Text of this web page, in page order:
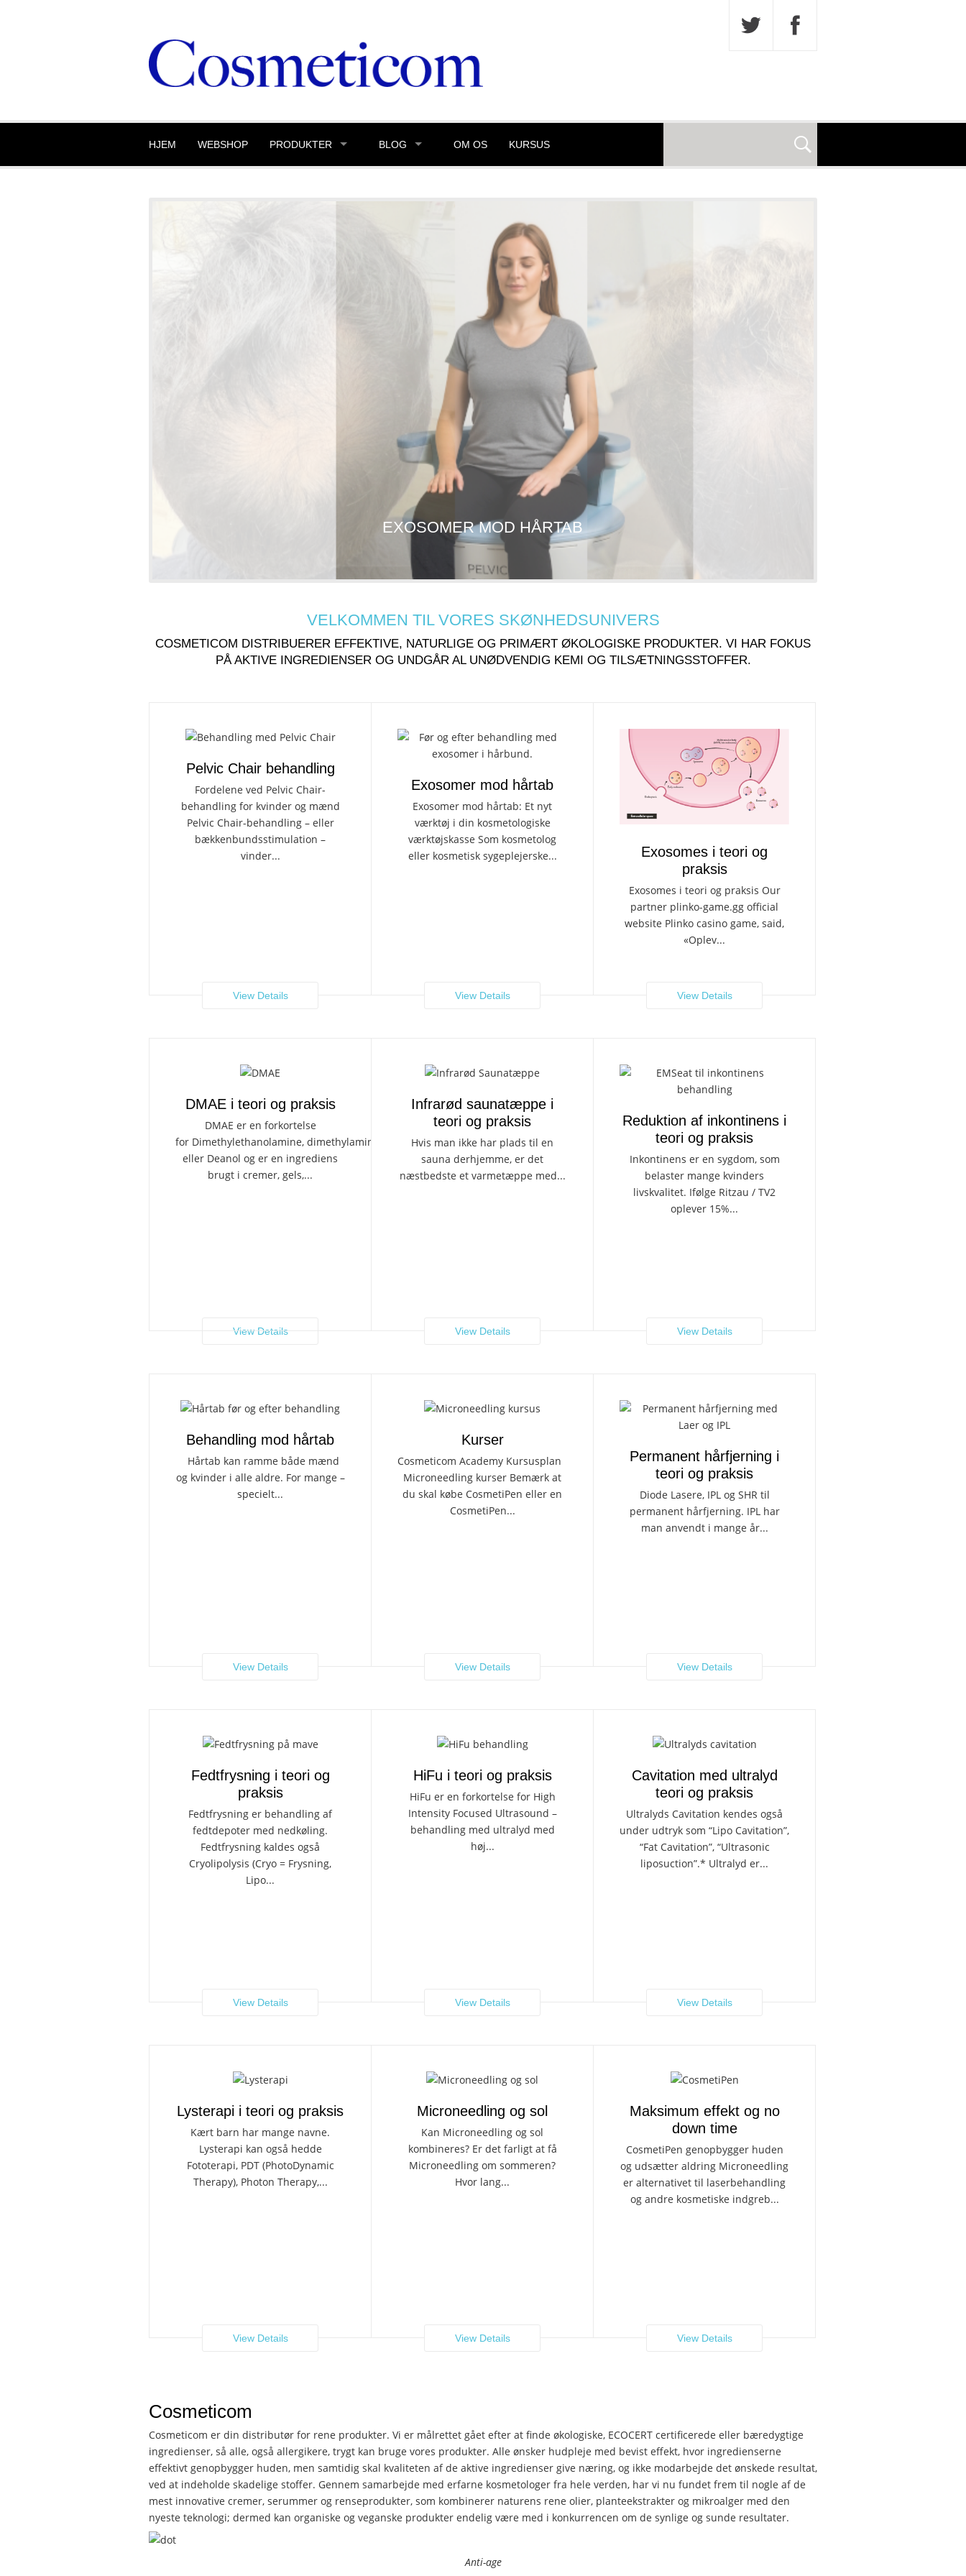
HJEM WEBSHOP PRODUKTER BLOG OM OS KURSUS
EXOSOMER MOD HÅRTAB
VELKOMMEN TIL VORES SKØNHEDSUNIVERS
COSMETICOM DISTRIBUERER EFFEKTIVE, NATURLIGE OG PRIMÆRT ØKOLOGISKE PRODUKTER. VI HAR FOKUS
PÅ AKTIVE INGREDIENSER OG UNDGÅR AL UNØDVENDIG KEMI OG TILSÆTNINGSSTOFFER.
Pelvic Chair behandling
Fordelene ved Pelvic Chair-
behandling for kvinder og mænd
Pelvic Chair-behandling – eller
bækkenbundsstimulation –
vinder...
View Details
Exosomer mod hårtab
Exosomer mod hårtab: Et nyt
værktøj i din kosmetologiske
værktøjskasse Som kosmetolog
eller kosmetisk sygeplejerske...
View Details
Exosomes i teori og
praksis
Exosomes i teori og praksis Our
partner plinko-game.gg official
website Plinko casino game, said,
«Oplev...
View Details
DMAE i teori og praksis
DMAE er en forkortelse
for Dimethylethanolamine, dimethylaminoethano
eller Deanol og er en ingrediens
brugt i cremer, gels,...
View Details
Infrarød saunatæppe i
teori og praksis
Hvis man ikke har plads til en
sauna derhjemme, er det
næstbedste et varmetæppe med...
View Details
Reduktion af inkontinens i
teori og praksis
Inkontinens er en sygdom, som
belaster mange kvinders
livskvalitet. Ifølge Ritzau / TV2
oplever 15%...
View Details
Behandling mod hårtab
Hårtab kan ramme både mænd
og kvinder i alle aldre. For mange –
specielt...
View Details
Kurser
Cosmeticom Academy Kursusplan
Microneedling kurser Bemærk at
du skal købe CosmetiPen eller en
CosmetiPen...
View Details
Permanent hårfjerning i
teori og praksis
Diode Lasere, IPL og SHR til
permanent hårfjerning. IPL har
man anvendt i mange år...
View Details
Fedtfrysning i teori og
praksis
Fedtfrysning er behandling af
fedtdepoter med nedkøling.
Fedtfrysning kaldes også
Cryolipolysis (Cryo = Frysning,
Lipo...
View Details
HiFu i teori og praksis
HiFu er en forkortelse for High
Intensity Focused Ultrasound –
behandling med ultralyd med
høj...
View Details
Cavitation med ultralyd
teori og praksis
Ultralyds Cavitation kendes også
under udtryk som “Lipo Cavitation”,
“Fat Cavitation”, “Ultrasonic
liposuction”.* Ultralyd er...
View Details
Lysterapi i teori og praksis
Kært barn har mange navne.
Lysterapi kan også hedde
Fototerapi, PDT (PhotoDynamic
Therapy), Photon Therapy,...
View Details
Microneedling og sol
Kan Microneedling og sol
kombineres? Er det farligt at få
Microneedling om sommeren?
Hvor lang...
View Details
Maksimum effekt og no
down time
CosmetiPen genopbygger huden
og udsætter aldring Microneedling
er alternativet til laserbehandling
og andre kosmetiske indgreb...
View Details
Cosmeticom
Cosmeticom er din distributør for rene produkter. Vi er målrettet gået efter at finde økologiske, ECOCERT certificerede eller bæredygtige
ingredienser, så alle, også allergikere, trygt kan bruge vores produkter. Alle ønsker hudpleje med bevist effekt, hvor ingredienserne
effektivt genopbygger huden, men samtidig skal kvaliteten af de aktive ingredienser give næring, og ikke modarbejde det ønskede resultat,
ved at indeholde skadelige stoffer. Gennem samarbejde med erfarne kosmetologer fra hele verden, har vi nu fundet frem til nogle af de
mest innovative cremer, serummer og renseprodukter, som kombinerer naturens rene olier, planteekstrakter og mikroalger med den
nyeste teknologi; dermed kan organiske og veganske produkter endelig være med i konkurrencen om de synlige og sunde resultater.
Anti-age